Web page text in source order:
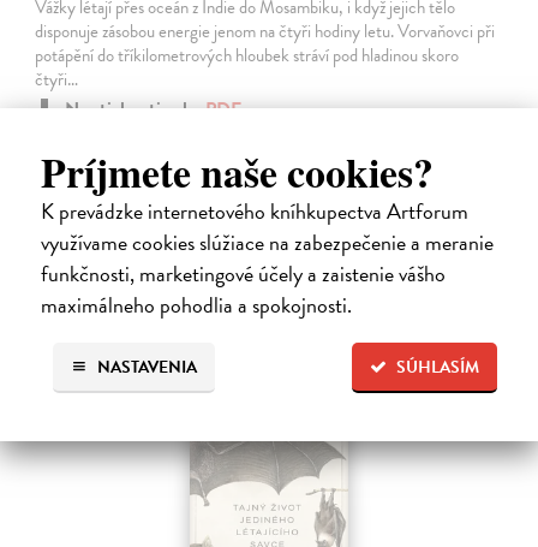
Príjmete naše cookies?
K prevádzke internetového kníhkupectva Artforum
využívame cookies slúžiace na zabezpečenie a meranie
funkčnosti, marketingové účely a zaistenie vášho
maximálneho pohodlia a spokojnosti.
SÚHLASÍM
NASTAVENIA
Vážky létají přes oceán z Indie do Mosambiku, i když jejich tělo
disponuje zásobou energie jenom na čtyři hodiny letu. Vorvaňovci při
potápění do tříkilometrových hloubek stráví pod hladinou skoro
čtyři…
Na stiahnutie akoPDF
12,69 €